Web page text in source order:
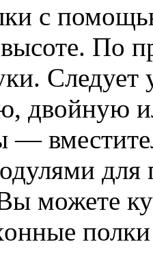
с
По
Следует
двойную
можете